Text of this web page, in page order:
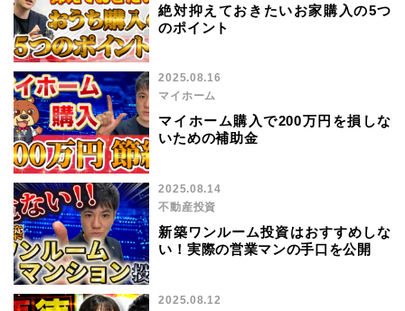
絶対抑えておきたいお家購入の5つ
のポイント
マイホーム購入で200万円を損しな
いための補助金
2025.08.16
マイホーム
新築ワンルーム投資はおすすめしな
い！実際の営業マンの手口を公開
2025.08.14
不動産投資
2025.08.12